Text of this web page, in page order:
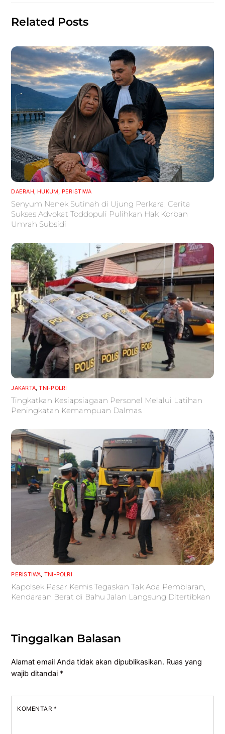
k
Related Posts
DAERAH, HUKUM, PERISTIWA
Senyum Nenek Sutinah di Ujung Perkara, Cerita
Sukses Advokat Toddopuli Pulihkan Hak Korban
Umrah Subsidi
JAKARTA,TNI-POLRI
Tingkatkan Kesiapsiagaan Personel Melalui Latihan
Peningkatan Kemampuan Dalmas
PERISTIWA, TNI-POLRI
Kapolsek Pasar Kemis Tegaskan Tak Ada Pembiaran,
Kendaraan Berat di Bahu Jalan Langsung Ditertibkan
Tinggalkan Balasan
Alamat email Anda tidak akan dipublikasikan. Ruas yang
wajib ditandai *
KOMENTAR *